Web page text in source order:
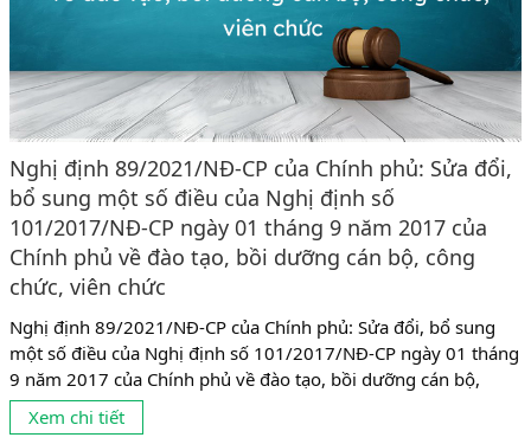
Nghị định 89/2021/NĐ-CP của Chính phủ: Sửa đổi,
bổ sung một số điều của Nghị định số
101/2017/NĐ-CP ngày 01 tháng 9 năm 2017 của
Chính phủ về đào tạo, bồi dưỡng cán bộ, công
chức, viên chức
Nghị định 89/2021/NĐ-CP của Chính phủ: Sửa đổi, bổ sung
một số điều của Nghị định số 101/2017/NĐ-CP ngày 01 tháng
9 năm 2017 của Chính phủ về đào tạo, bồi dưỡng cán bộ,
công chức, viên chức theo đó Nghị định số 89/2021/NĐ-CP có
một số điểm mới như sau: 1. Về đối tượng đào tạo, bồi dưỡng
Xem chi tiết